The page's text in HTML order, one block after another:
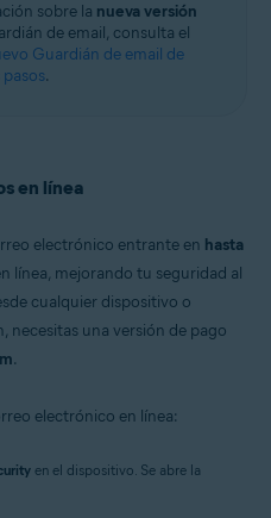
sobre la nueva versión
de email, consulta el
Guardián de email de
.
en línea
electrónico entrante en hasta
línea, mejorando tu seguridad al
cualquier dispositivo o
necesitas una versión de pago
.
electrónico en línea:
en el dispositivo. Se abre la